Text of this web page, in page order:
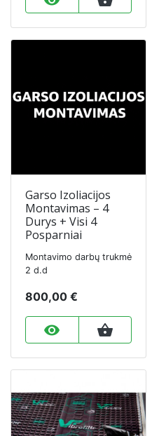
Garso Izoliacijos
Montavimas – 4
Durys + Visi 4
Posparniai
Montavimo darbų trukmė
2 d.d
800,00 €
remove_red_eye shopping_basket